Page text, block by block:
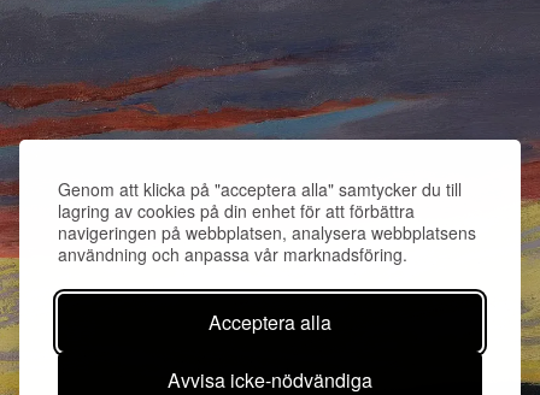
Genom att klicka på "acceptera alla" samtycker du till
lagring av cookies på din enhet för att förbättra
navigeringen på webbplatsen, analysera webbplatsens
användning och anpassa vår marknadsföring.
Acceptera alla
Avvisa icke-nödvändiga